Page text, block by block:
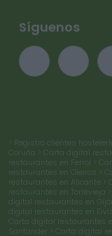
Síguenos
> Registro clientes
Coruña > Carta digital
restaurantes en Ferrol >
restaurantes en Oleiros >
restaurantes en Alicante >
restaurantes en Torrevieja
digital restaurantes en
digital restaurantes en
Carta digital restaurantes
Santander > Carta digital